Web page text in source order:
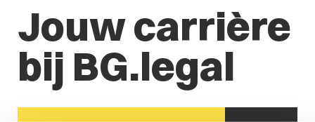
Jouw carrière
bij BG.legal